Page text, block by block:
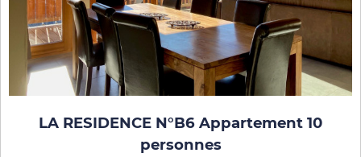
LA RESIDENCE N°B6 Appartement 10
personnes